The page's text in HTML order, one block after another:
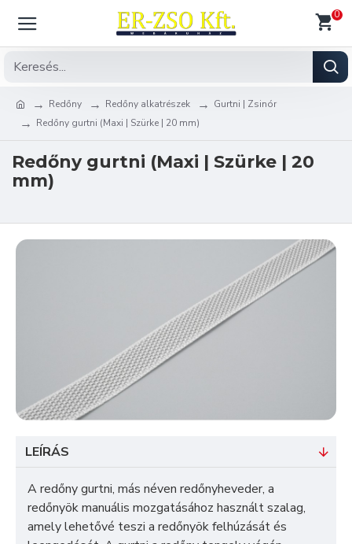
0
Redőny Redőny alkatrészek
Gurtni | Zsinór
Redőny gurtni (Maxi | Szürke | 20 mm)
Redőny gurtni (Maxi | Szürke | 20
mm)
LEÍRÁS
A redőny gurtni, más néven redőnyheveder, a
redőnyök manuális mozgatásához használt szalag,
amely lehetővé teszi a redőnyök felhúzását és